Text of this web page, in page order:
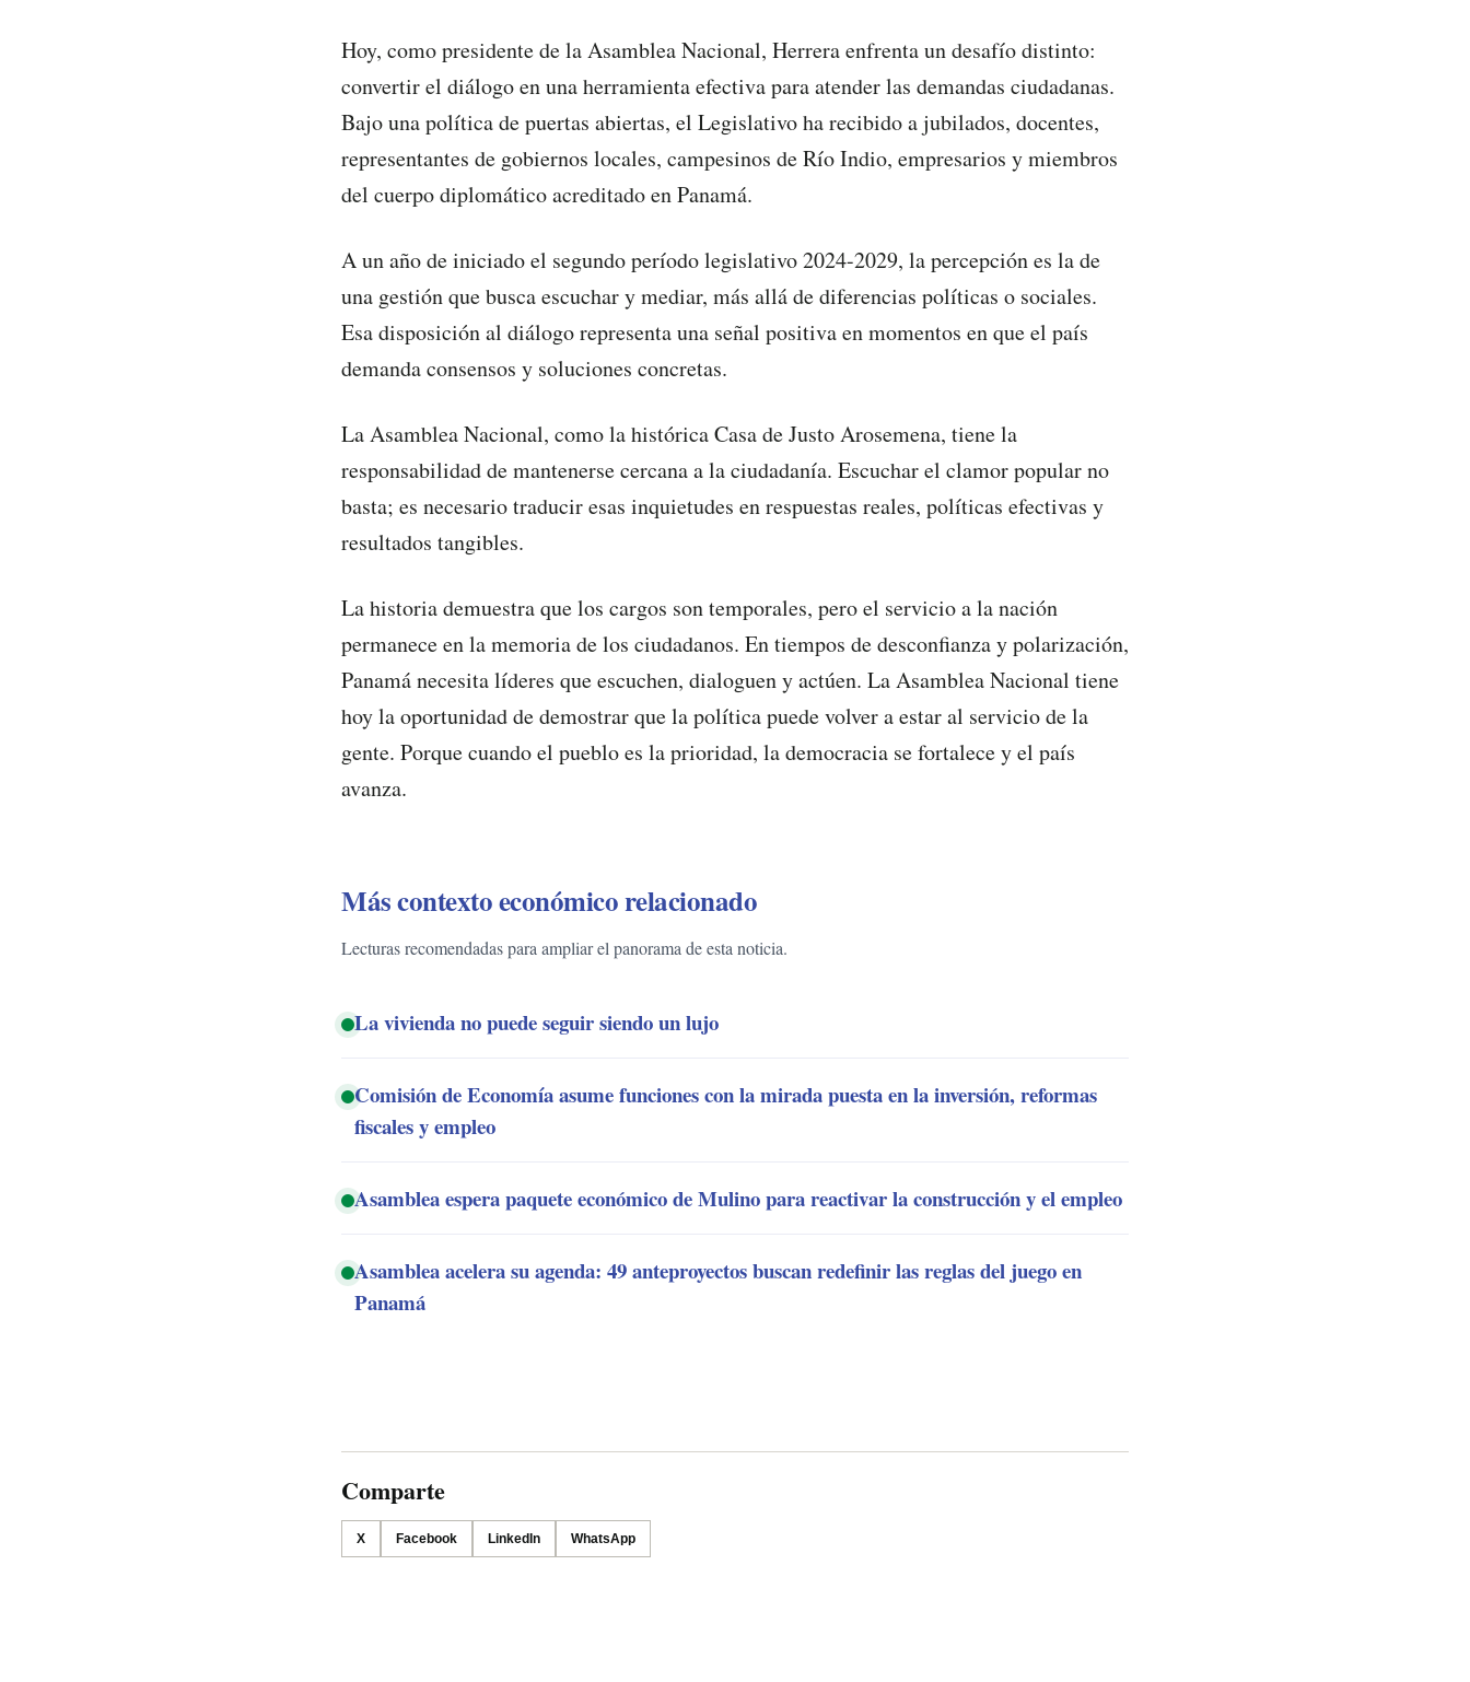
Hoy, como presidente de la Asamblea Nacional, Herrera enfrenta un desafío distinto:
convertir el diálogo en una herramienta efectiva para atender las demandas ciudadanas.
Bajo una política de puertas abiertas, el Legislativo ha recibido a jubilados, docentes,
representantes de gobiernos locales, campesinos de Río Indio, empresarios y miembros
del cuerpo diplomático acreditado en Panamá.
A un año de iniciado el segundo período legislativo 2024-2029, la percepción es la de
una gestión que busca escuchar y mediar, más allá de diferencias políticas o sociales.
Esa disposición al diálogo representa una señal positiva en momentos en que el país
demanda consensos y soluciones concretas.
La Asamblea Nacional, como la histórica Casa de Justo Arosemena, tiene la
responsabilidad de mantenerse cercana a la ciudadanía. Escuchar el clamor popular no
basta; es necesario traducir esas inquietudes en respuestas reales, políticas efectivas y
resultados tangibles.
La historia demuestra que los cargos son temporales, pero el servicio a la nación
permanece en la memoria de los ciudadanos. En tiempos de desconfianza y polarización,
Panamá necesita líderes que escuchen, dialoguen y actúen. La Asamblea Nacional tiene
hoy la oportunidad de demostrar que la política puede volver a estar al servicio de la
gente. Porque cuando el pueblo es la prioridad, la democracia se fortalece y el país
avanza.
Más contexto económico relacionado
Lecturas recomendadas para ampliar el panorama de esta noticia.
La vivienda no puede seguir siendo un lujo
Comisión de Economía asume funciones con la mirada puesta en la inversión, reformas
fiscales y empleo
Asamblea espera paquete económico de Mulino para reactivar la construcción y el empleo
Asamblea acelera su agenda: 49 anteproyectos buscan redefinir las reglas del juego en
Panamá
Comparte
X Facebook LinkedIn WhatsApp